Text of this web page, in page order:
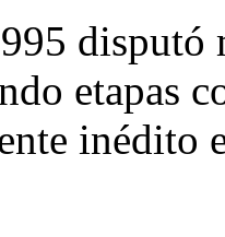
disputó
etapas
inédito